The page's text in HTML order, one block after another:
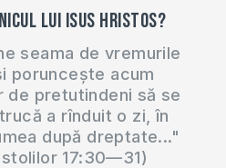
lui Isus Hristos?
seama de vremurile
poruncește acum
de pretutindeni să se
a rînduit o zi, în
după dreptate..."
17:30—31)